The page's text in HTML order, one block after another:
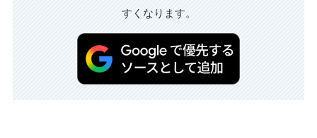
すくなります。